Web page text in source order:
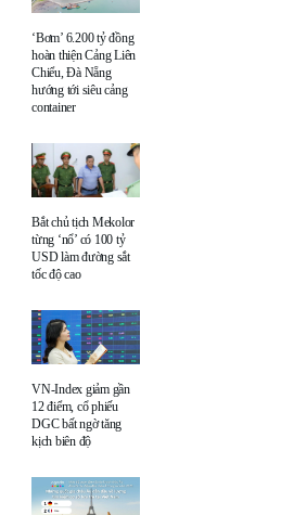
‘Bơm’ 6.200 tỷ đồng
hoàn thiện Cảng Liên
Chiểu, Đà Nẵng
hướng tới siêu cảng
container
Bắt chủ tịch Mekolor
từng ‘nổ’ có 100 tỷ
USD làm đường sắt
tốc độ cao
VN-Index giảm gần
12 điểm, cổ phiếu
DGC bất ngờ tăng
kịch biên độ